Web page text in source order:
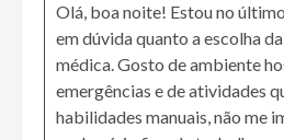
Olá, boa noite! Estou no
em dúvida quanto a escolha
médica. Gosto de ambiente
emergências e de atividades
habilidades manuais, não me